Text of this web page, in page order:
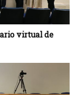
virtual de